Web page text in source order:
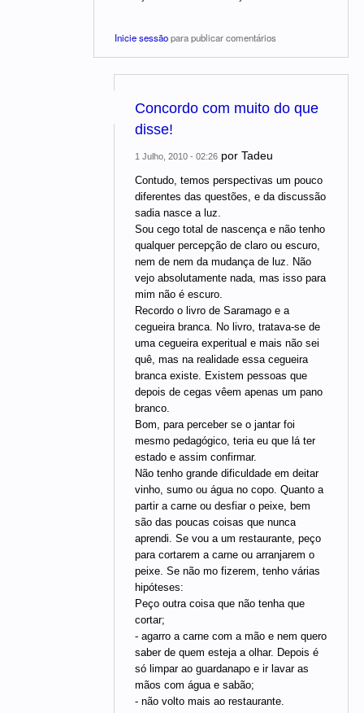
Inicie sessãopara publicar comentários
Concordo com muito do que
disse!
1 Julho, 2010 - 02:26 por Tadeu
Contudo, temos perspectivas um pouco
diferentes das questões, e da discussão
sadia nasce a luz.
Sou cego total de nascença e não tenho
qualquer percepção de claro ou escuro,
nem de nem da mudança de luz. Não
vejo absolutamente nada, mas isso para
mim não é escuro.
Recordo o livro de Saramago e a
cegueira branca. No livro, tratava-se de
uma cegueira experitual e mais não sei
quê, mas na realidade essa cegueira
branca existe. Existem pessoas que
depois de cegas vêem apenas um pano
branco.
Bom, para perceber se o jantar foi
mesmo pedagógico, teria eu que lá ter
estado e assim confirmar.
Não tenho grande dificuldade em deitar
vinho, sumo ou água no copo. Quanto a
partir a carne ou desfiar o peixe, bem
são das poucas coisas que nunca
aprendi. Se vou a um restaurante, peço
para cortarem a carne ou arranjarem o
peixe. Se não mo fizerem, tenho várias
hipóteses:
Peço outra coisa que não tenha que
cortar;
- agarro a carne com a mão e nem quero
saber de quem esteja a olhar. Depois é
só limpar ao guardanapo e ir lavar as
mãos com água e sabão;
- não volto mais ao restaurante.